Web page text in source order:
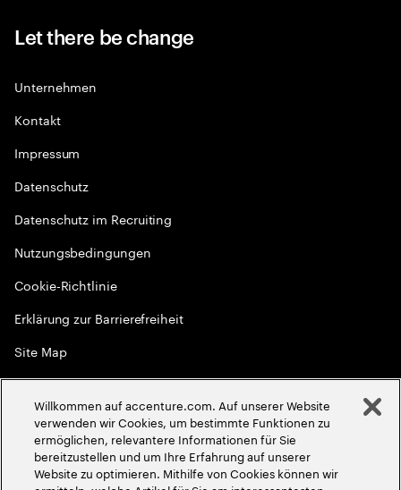
Let there be change
Unternehmen
Kontakt
Impressum
Datenschutz
Datenschutz im Recruiting
Nutzungsbedingungen
Cookie-Richtlinie
Erklärung zur Barrierefreiheit
Site Map
Globale Meritokratie
2026Accenture. Alle Rechte vorbehalten
Willkommen auf accenture.com. Auf unserer Website
verwenden wir Cookies, um bestimmte Funktionen zu
ermöglichen, relevantere Informationen für Sie
bereitzustellen und um Ihre Erfahrung auf unserer
Website zu optimieren. Mithilfe von Cookies können wir